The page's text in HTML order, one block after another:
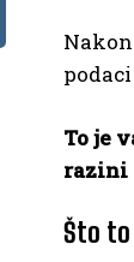
To je
razini
Što to